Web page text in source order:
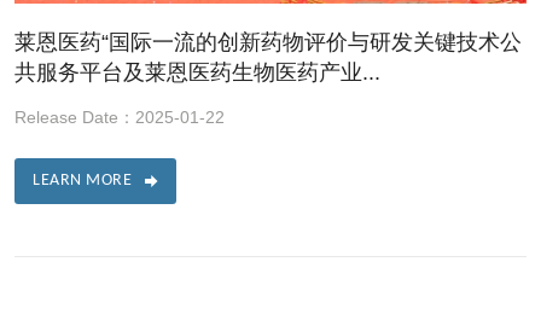
莱恩医药“国际一流的创新药物评价与研发关键技术公
共服务平台及莱恩医药生物医药产业...
Release Date：2025-01-22
LEARN MORE